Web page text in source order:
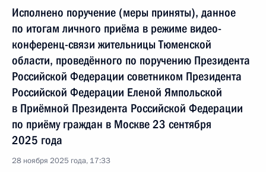
Исполнено поручение (меры приняты), данное
по итогам личного приёма в режиме видео-
конференц-связи жительницы Тюменской
области, проведённого по поручению Президента
Российской Федерации советником Президента
Российской Федерации Еленой Ямпольской
в Приёмной Президента Российской Федерации
по приёму граждан в Москве 23 сентября
2025 года
28 ноября 2025 года, 17:33